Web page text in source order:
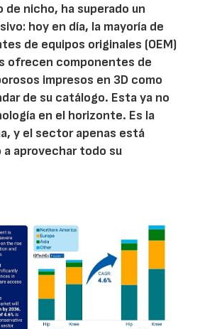
nicho, ha superado un
hoy en día, la mayoría de
de equipos originales (OEM)
ofrecen componentes de
impresos en 3D como
de su catálogo. Esta ya no
en el horizonte. Es la
y el sector apenas está
a aprovechar todo su